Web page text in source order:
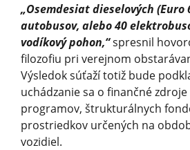
„Osemdesiat dieselových (Euro
autobusov, alebo 40
vodíkový pohon,“spresnil
filozofiu pri verejnom
Výsledok súťaží totiž bude
uchádzanie sa o finančné
programov, štrukturálnych
prostriedkov určených na
vozidiel.